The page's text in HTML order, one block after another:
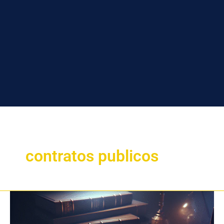
contratos publicos